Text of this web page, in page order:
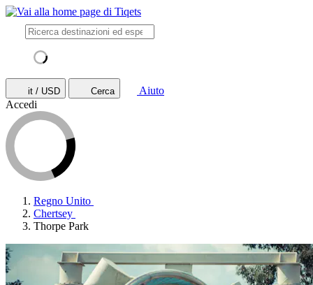
it / USD Cerca
Aiuto
Accedi
Regno Unito
Chertsey
Thorpe Park